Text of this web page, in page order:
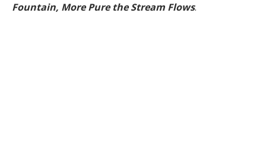
Fountain, More Pure the Stream Flows.